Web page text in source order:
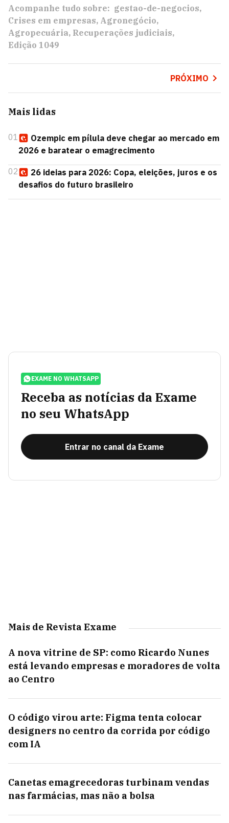
Acompanhe tudo sobre: gestao-de-negocios
Crises em empresas Agronegócio
Agropecuária Recuperações judiciais
Edição 1049
PRÓXIMO
Mais lidas
01
Ozempic em pílula deve chegar ao mercado em
2026 e baratear o emagrecimento
02
26 ideias para 2026: Copa, eleições, juros e os
desafios do futuro brasileiro
EXAME NO WHATSAPP
Receba as notícias da Exame
no seu WhatsApp
Entrar no canal da Exame
Mais de Revista Exame
A nova vitrine de SP: como Ricardo Nunes
está levando empresas e moradores de volta
ao Centro
O código virou arte: Figma tenta colocar
designers no centro da corrida por código
com IA
Canetas emagrecedoras turbinam vendas
nas farmácias, mas não a bolsa